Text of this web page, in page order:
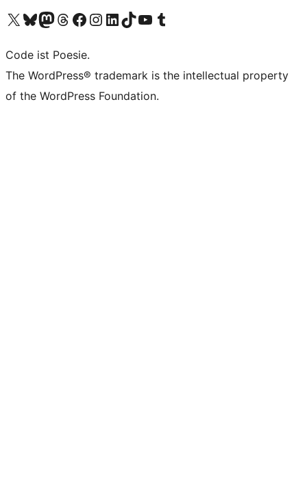
Das X-Konto (früher Twitter) von WordPress.org besuchen
Das Bluesky-Konto von WordPress.org besuchen
Das Mastodon-Konto von WordPress.org besuchen
Das Threads-Konto von WordPress.org besuchen
Die Facebook-Seite von WordPress.org besuchen
Das Instagram-Konto von WordPress.org besuchen
Das LinkedIn-Konto von WordPress.org besuchen
Das TikTok-Konto von WordPress.org besuchen
Den YouTube-Kanal von WordPress.org besuchen
Das Tumblr-Konto von WordPress.org besuchen
Code ist Poesie.
The WordPress® trademark is the intellectual property
of the WordPress Foundation.